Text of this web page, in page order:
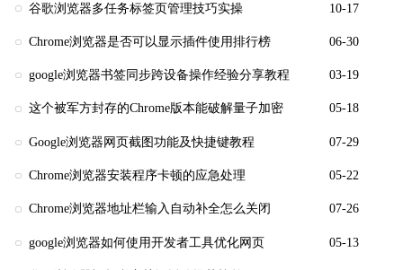
谷歌浏览器多任务标签页管理技巧实操 10-17
Chrome浏览器是否可以显示插件使用排行榜 06-30
google浏览器书签同步跨设备操作经验分享教程 03-19
这个被军方封存的Chrome版本能破解量子加密 05-18
Google浏览器网页截图功能及快捷键教程 07-29
Chrome浏览器安装程序卡顿的应急处理 05-22
Chrome浏览器地址栏输入自动补全怎么关闭 07-26
google浏览器如何使用开发者工具优化网页 05-13